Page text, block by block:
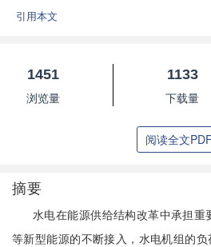
引用本文
1451
浏览量
1133
下载量
阅读全文PDF
摘要
水电在能源供给结构改革中承担重
等新型能源的不断接入，水电机组的